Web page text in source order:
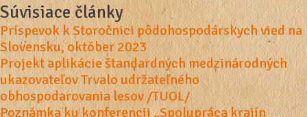
Súvisiace články
Príspevok k Storočnici pôdohospodárskych vied na
Slovensku, október 2023
Projekt aplikácie štandardných medzinárodných
ukazovateľov Trvalo udržateľného
obhospodarovania lesov /TUOL/
Poznámka ku konferencii „Spolupráca krajín